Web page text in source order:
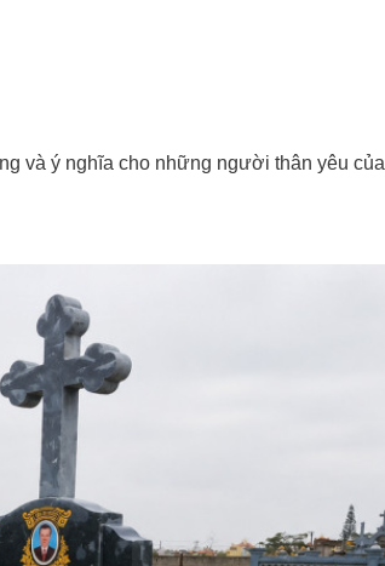
và ý nghĩa cho những người thân yêu của